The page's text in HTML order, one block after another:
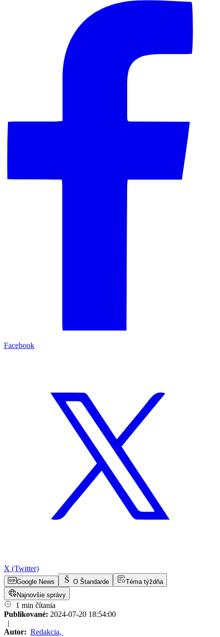
Facebook
X (Twitter)
Google News O Štandarde
Téma týždňa
Najnovšie správy
1 min čítania
Publikované: 2024-07-20 18:54:00
|
Autor: Redakcia,